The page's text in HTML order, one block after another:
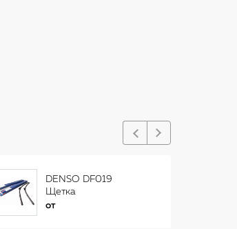
DENSO DF019
Щетка
стеклоочистителя
от